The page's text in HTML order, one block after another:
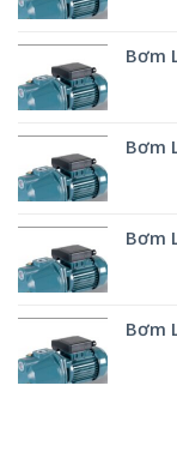
Bơm
Bơm
Bơm
Bơm